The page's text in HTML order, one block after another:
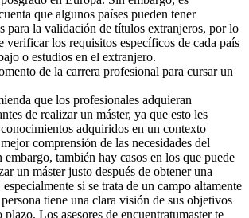
que algunos países pueden tener
para la validación de títulos extranjeros, por lo
verificar los requisitos específicos de cada país
o estudios en el extranjero.
de la carrera profesional para cursar un
que los profesionales adquieran
de realizar un máster, ya que esto les
adquiridos en un contexto
comprensión de las necesidades del
también hay casos en los que puede
un máster justo después de obtener una
si se trata de un campo altamente
tiene una clara visión de sus objetivos
Los asesores de encuentratumaster te